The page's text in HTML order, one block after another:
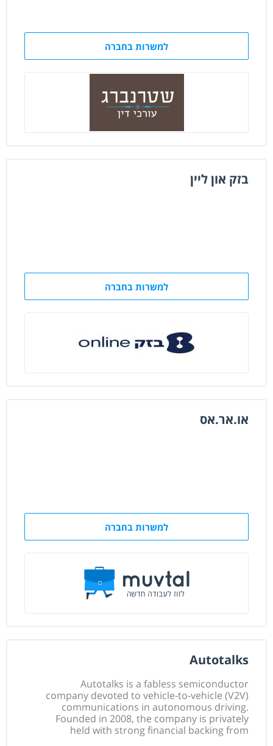
למשרות בחברה
בזק און ליין
למשרות בחברה
או.אר.אס
למשרות בחברה
Autotalks
Autotalks is a fabless semiconductor
company devoted to vehicle-to-vehicle (V2V)
communications in autonomous driving.
Founded in 2008, the company is privately
held with strong financial backing from